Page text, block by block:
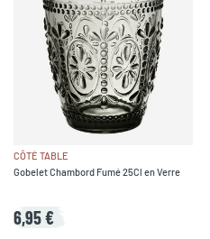
CÔTÉ TABLE
Gobelet Chambord Fumé 25Cl en Verre
6,95 €